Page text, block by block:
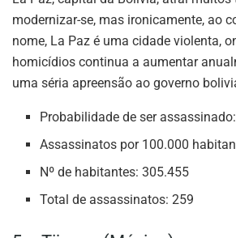
modernizar-se, mas ironicamente, ao
nome, La Paz é uma cidade violenta,
homicídios continua a aumentar
uma séria apreensão ao governo
Probabilidade de ser
Assassinatos por 100.000
Nº de habitantes: 305.455
Total de assassinatos: 259